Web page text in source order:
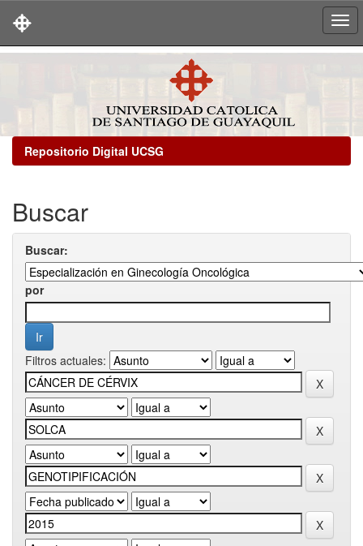
Repositorio Digital UCSG
Buscar
Buscar:
por
Filtros actuales: